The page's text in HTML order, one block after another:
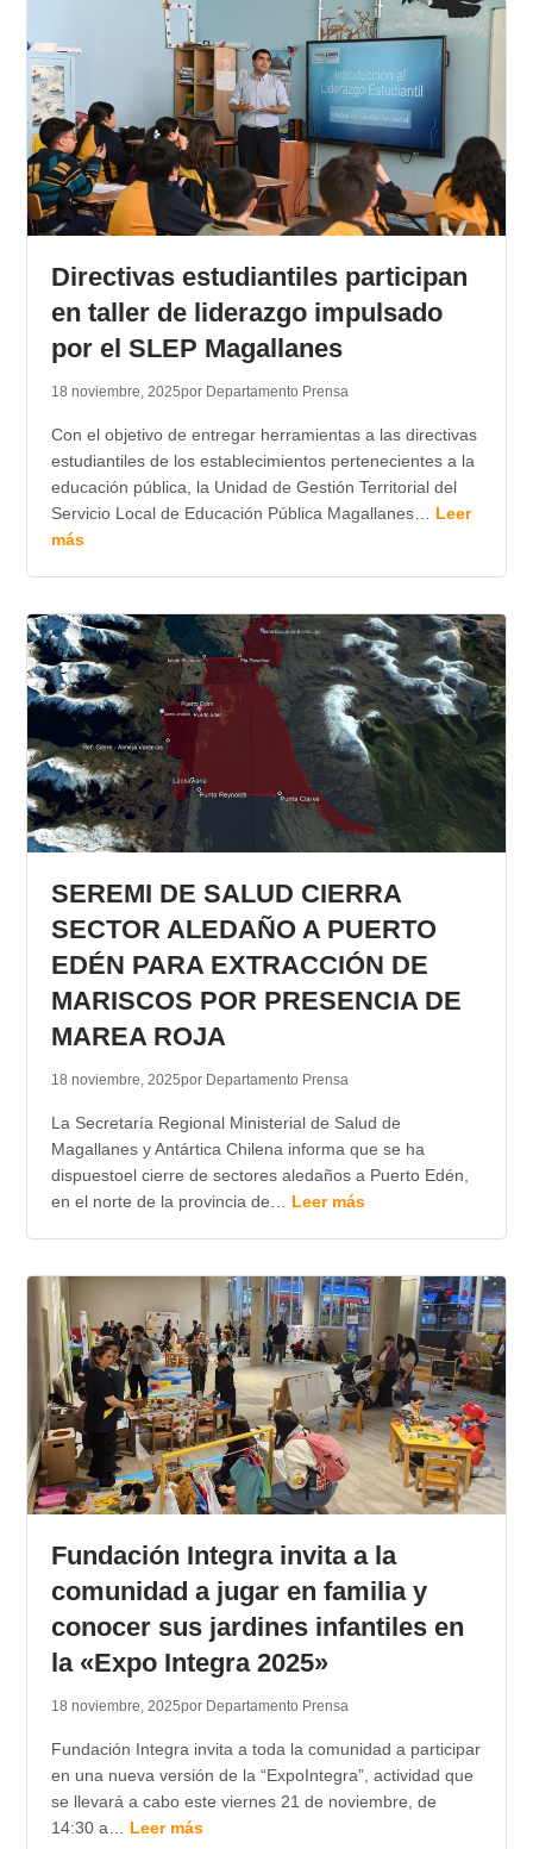
Directivas estudiantiles participan
en taller de liderazgo impulsado
por el SLEP Magallanes
18 noviembre, 2025por Departamento Prensa
Con el objetivo de entregar herramientas a las directivas
estudiantiles de los establecimientos pertenecientes a la
educación pública, la Unidad de Gestión Territorial del
Servicio Local de Educación Pública Magallanes… Leer
más
SEREMI DE SALUD CIERRA
SECTOR ALEDAÑO A PUERTO
EDÉN PARA EXTRACCIÓN DE
MARISCOS POR PRESENCIA DE
MAREA ROJA
18 noviembre, 2025por Departamento Prensa
La Secretaría Regional Ministerial de Salud de
Magallanes y Antártica Chilena informa que se ha
dispuestoel cierre de sectores aledaños a Puerto Edén,
en el norte de la provincia de… Leer más
Fundación Integra invita a la
comunidad a jugar en familia y
conocer sus jardines infantiles en
la «Expo Integra 2025»
18 noviembre, 2025por Departamento Prensa
Fundación Integra invita a toda la comunidad a participar
en una nueva versión de la “ExpoIntegra”, actividad que
se llevará a cabo este viernes 21 de noviembre, de
14:30 a… Leer más